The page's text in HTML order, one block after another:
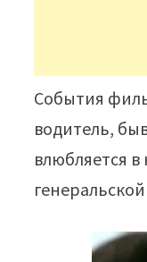
События
водитель,
влюбляется